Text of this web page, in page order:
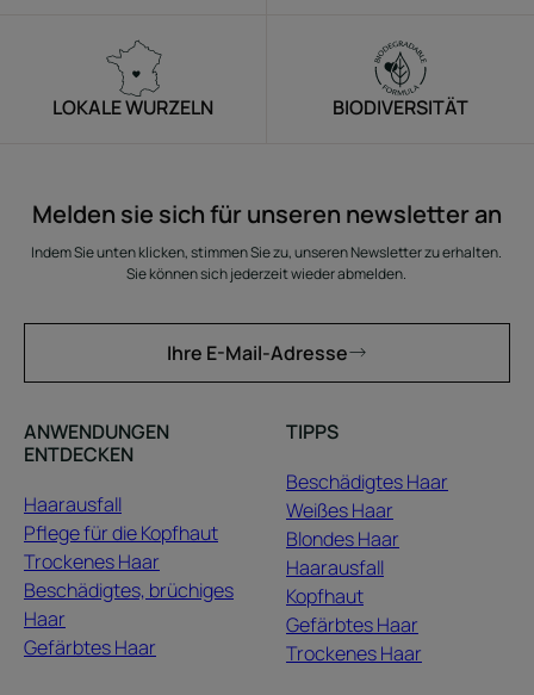
LOKALE WURZELN BIODIVERSITÄT
Melden sie sich für unseren newsletter an
Indem Sie unten klicken, stimmen Sie zu, unseren Newsletter zu erhalten.
Sie können sich jederzeit wieder abmelden.
Ihre E-Mail-Adresse
ANWENDUNGEN
ENTDECKEN
Haarausfall
Pflege für die Kopfhaut
Trockenes Haar
Beschädigtes, brüchiges
Haar
Gefärbtes Haar
TIPPS
Beschädigtes Haar
Weißes Haar
Blondes Haar
Haarausfall
Kopfhaut
Gefärbtes Haar
Trockenes Haar